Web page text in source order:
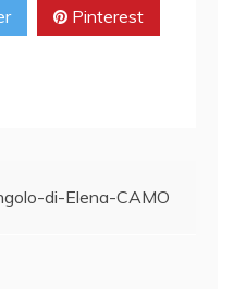
Pinterest
di-Elena-CAMO